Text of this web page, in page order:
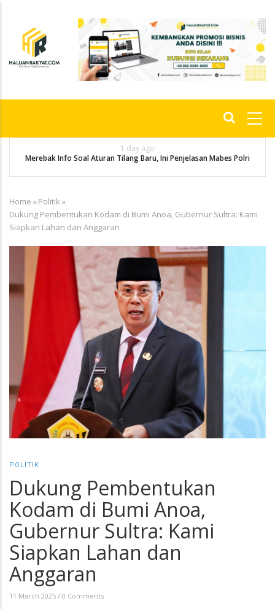
content
1 day ago
Merebak Info Soal Aturan Tilang Baru, Ini Penjelasan Mabes Polri
Breadcrumb
Home »Politik »
Dukung Pembentukan Kodam di Bumi Anoa, Gubernur Sultra: Kami
Siapkan Lahan dan Anggaran
POLITIK
Dukung Pembentukan
Kodam di Bumi Anoa,
Gubernur Sultra: Kami
Siapkan Lahan dan
Anggaran
11 March 2025 / 0 Comments